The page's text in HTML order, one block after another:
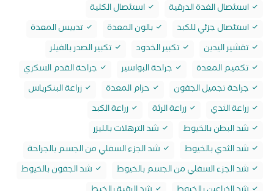
استئصال الغدة الدرقية
استئصال الكلية
استئصال جزئي للكبد
بالون المعدة
تدبيس المعدة
تقشير اليدين
تكبير الخدود
تكبير الصدر بالفيلر
تكميم المعدة
جراحة البواسير
جراحة القدم السكري
جراحة تجميل الجفون
حزام المعدة
زراعة البنكرياس
زراعة الثدي
زراعة الرئة
زراعة الكبد
شد البطن بالخيوط
شد الترهلات بالليزر
شد الثدي بالخيوط
شد الجزء السفلي من الجسم بالجراحة
شد الجزء السفلي من الجسم بالخيوط
شد الجفون بالخيوط